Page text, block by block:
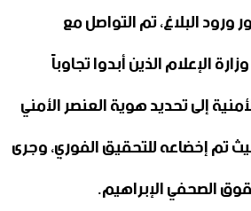
ورود البلاغ، تم التواصل مع
الإعلام الذين أبدوا تجاوباً
إلى تحديد ‏هوية العنصر الأمني
تم إخضاعه للتحقيق ‏الفوري، وجرى
الصحفي الإبراهيم.‏